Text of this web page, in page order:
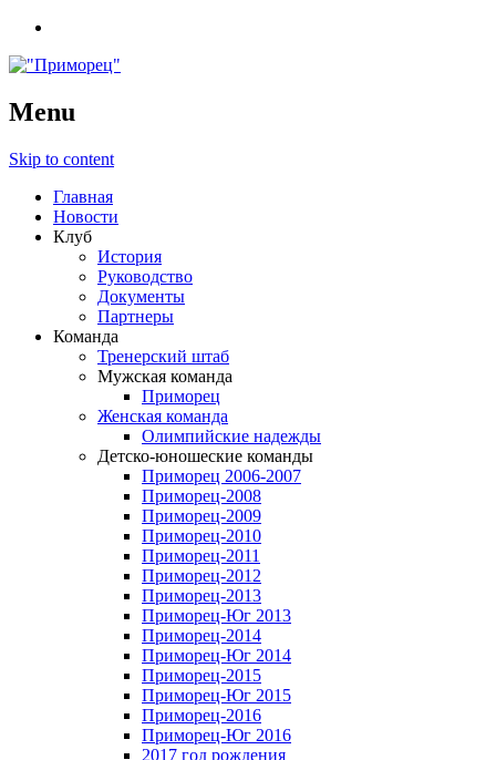
Menu
Skip to content
Главная
Новости
Клуб
История
Руководство
Документы
Партнеры
Команда
Тренерский штаб
Мужская команда
Приморец
Женская команда
Олимпийские надежды
Детско-юношеские команды
Приморец 2006-2007
Приморец-2008
Приморец-2009
Приморец-2010
Приморец-2011
Приморец-2012
Приморец-2013
Приморец-Юг 2013
Приморец-2014
Приморец-Юг 2014
Приморец-2015
Приморец-Юг 2015
Приморец-2016
Приморец-Юг 2016
2017 год рождения